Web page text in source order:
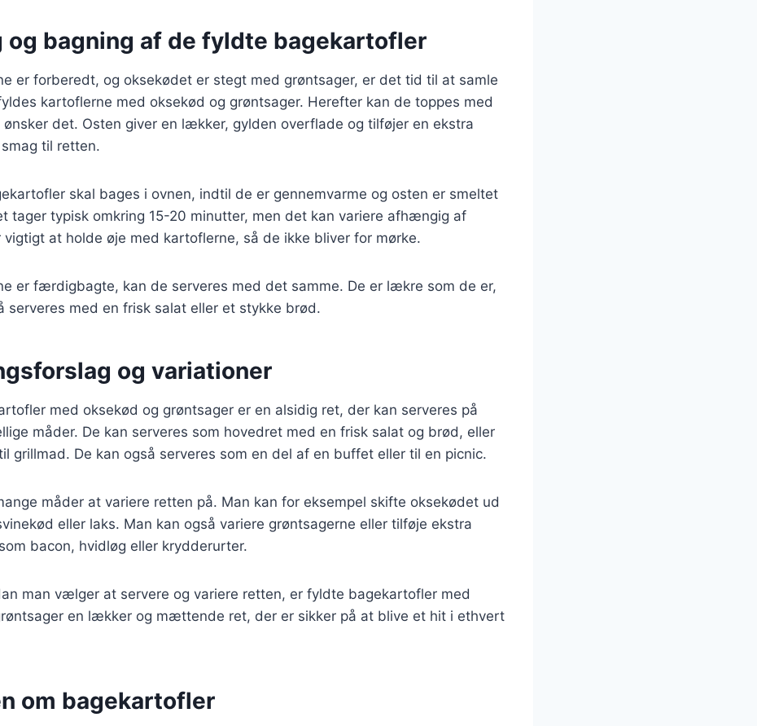
og bagning af de fyldte bagekartofler
er forberedt, og oksekødet er stegt med grøntsager, er det tid til at samle
kartoflerne med oksekød og grøntsager. Herefter kan de toppes med
ønsker det. Osten giver en lækker, gylden overflade og tilføjer en ekstra
til retten.
skal bages i ovnen, indtil de er gennemvarme og osten er smeltet
tager typisk omkring 15-20 minutter, men det kan variere afhængig af
vigtigt at holde øje med kartoflerne, så de ikke bliver for mørke.
er færdigbagte, kan de serveres med det samme. De er lækre som de er,
serveres med en frisk salat eller et stykke brød.
og variationer
med oksekød og grøntsager er en alsidig ret, der kan serveres på
måder. De kan serveres som hovedret med en frisk salat og brød, eller
grillmad. De kan også serveres som en del af en buffet eller til en picnic.
måder at variere retten på. Man kan for eksempel skifte oksekødet ud
eller laks. Man kan også variere grøntsagerne eller tilføje ekstra
bacon, hvidløg eller krydderurter.
man vælger at servere og variere retten, er fyldte bagekartofler med
en lækker og mættende ret, der er sikker på at blive et hit i ethvert
om bagekartofler